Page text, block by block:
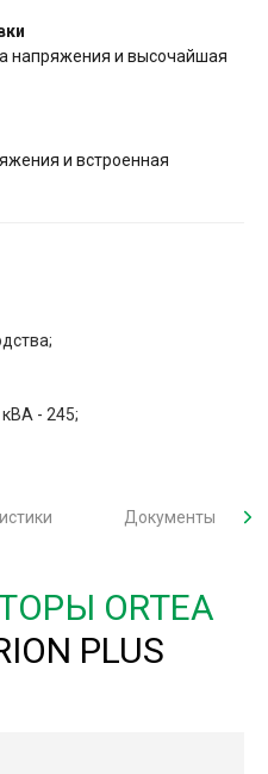
напряжения и высочайшая
и встроенная
- 245;
Документы
ORTEA
PLUS